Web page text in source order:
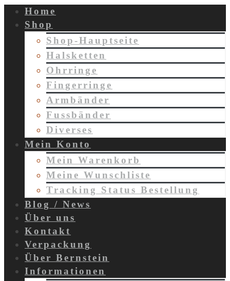
Home
Shop
Shop-Hauptseite
Halsketten
Ohrringe
Fingerringe
Armbänder
Fussbänder
Diverses
Mein Konto
Mein Warenkorb
Meine Wunschliste
Tracking Status Bestellung
Blog / News
Über uns
Kontakt
Verpackung
Über Bernstein
Informationen